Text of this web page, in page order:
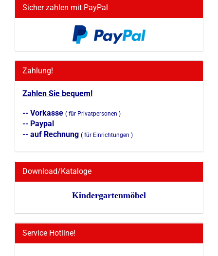
Sicher zahlen mit PayPal
Zahlung!
Zahlen Sie bequem!
-- Vorkasse ( für Privatpersonen )
-- Paypal
-- auf Rechnung ( für Einrichtungen )
Download/Kataloge
Kindergartenmöbel
Service Hotline!